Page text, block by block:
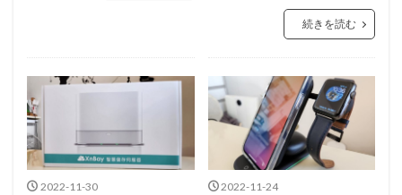
続きを読む
2022-11-30 2022-11-24